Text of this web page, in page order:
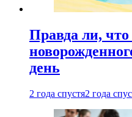
Правда ли,
день
2 года спустя2 года